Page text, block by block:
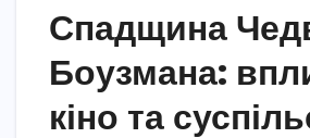
Спадщина
Боузмана:
кіно та